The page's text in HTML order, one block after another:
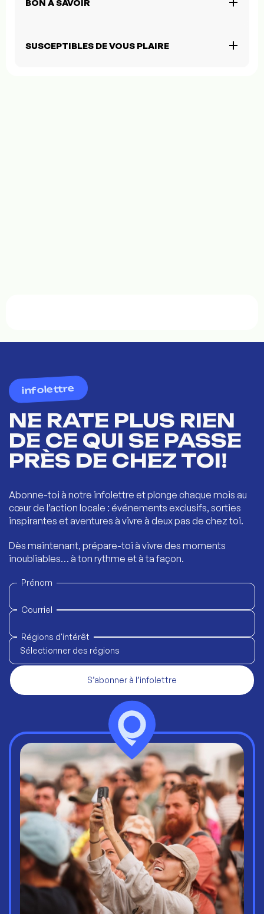
BON À SAVOIR
SUSCEPTIBLES DE VOUS PLAIRE
infolettre
NE RATE PLUS RIEN
DE CE QUI SE PASSE
PRÈS DE CHEZ TOI!
Abonne-toi à notre infolettre et plonge chaque mois au
cœur de l’action locale : événements exclusifs, sorties
inspirantes et aventures à vivre à deux pas de chez toi.
Dès maintenant, prépare-toi à vivre des moments
inoubliables… à ton rythme et à ta façon.
Prénom
Courriel
Régions d'intérêt
Sélectionner des régions
S’abonner à l’infolettre